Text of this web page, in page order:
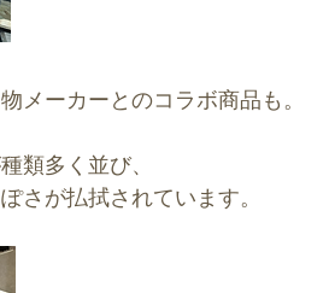
メーカーとのコラボ商品も。
類多く並び、
さが払拭されています。